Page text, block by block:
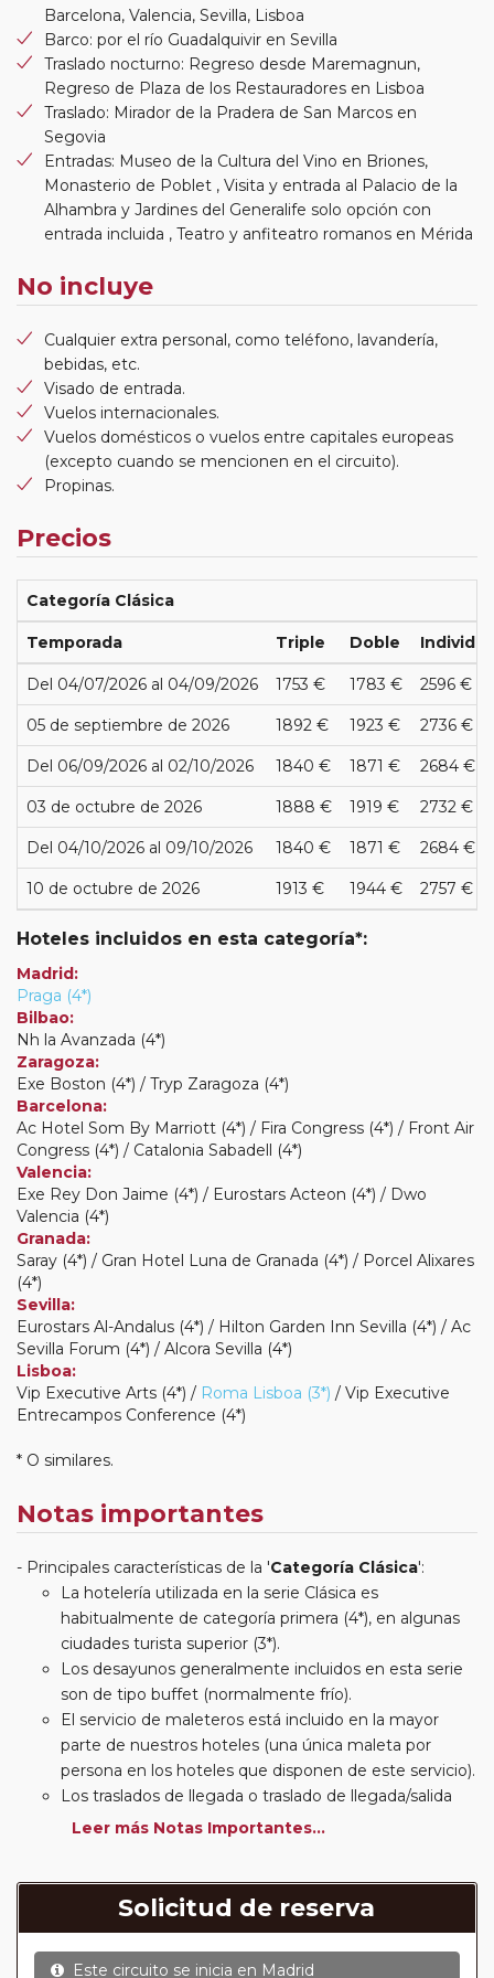
Barcelona, Valencia, Sevilla, Lisboa
Barco: por el río Guadalquivir en Sevilla
Traslado nocturno: Regreso desde Maremagnun,
Regreso de Plaza de los Restauradores en Lisboa
Traslado: Mirador de la Pradera de San Marcos en
Segovia
Entradas: Museo de la Cultura del Vino en Briones,
Monasterio de Poblet , Visita y entrada al Palacio de la
Alhambra y Jardines del Generalife solo opción con
entrada incluida , Teatro y anfiteatro romanos en Mérida
No incluye
Cualquier extra personal, como teléfono, lavandería,
bebidas, etc.
Visado de entrada.
Vuelos internacionales.
Vuelos domésticos o vuelos entre capitales europeas
(excepto cuando se mencionen en el circuito).
Propinas.
Precios
Categoría Clásica
Temporada Triple Doble
Del 04/07/2026 al 04/09/2026 1753 € 1783 € 2596 €
05 de septiembre de 2026 1892 € 1923 € 2736 €
Del 06/09/2026 al 02/10/2026 1840 € 1871 € 2684 €
03 de octubre de 2026 1888 € 1919 € 2732 €
Del 04/10/2026 al 09/10/2026 1840 € 1871 € 2684 €
10 de octubre de 2026 1913 € 1944 € 2757 €
Hoteles incluidos en esta categoría*:
Madrid:
Praga (4*)
Bilbao:
Nh la Avanzada (4*)
Zaragoza:
Exe Boston (4*) / Tryp Zaragoza (4*)
Barcelona:
Ac Hotel Som By Marriott (4*) / Fira Congress (4*) / Front Air
Congress (4*) / Catalonia Sabadell (4*)
Valencia:
Exe Rey Don Jaime (4*) / Eurostars Acteon (4*) / Dwo
Valencia (4*)
Granada:
Saray (4*) / Gran Hotel Luna de Granada (4*) / Porcel Alixares
(4*)
Sevilla:
Eurostars Al-Andalus (4*) / Hilton Garden Inn Sevilla (4*) / Ac
Sevilla Forum (4*) / Alcora Sevilla (4*)
Lisboa:
Vip Executive Arts (4*) / Roma Lisboa (3*) / Vip Executive
Entrecampos Conference (4*)
* O similares.
Notas importantes
Principales características de la 'Categoría Clásica':
La hotelería utilizada en la serie Clásica es
habitualmente de categoría primera (4*), en algunas
ciudades turista superior (3*).
Los desayunos generalmente incluidos en esta serie
son de tipo buffet (normalmente frío).
El servicio de maleteros está incluido en la mayor
parte de nuestros hoteles (una única maleta por
persona en los hoteles que disponen de este servicio).
Los traslados de llegada o traslado de llegada/salida
estarán incluidos según itinerario.
suplemento de media pensión (incluirá un número de
almuerzos o cenas señalado en su itinerario).
En muchos itinerarios le incluimos algunas cenas. En
circuitos clásicos Europeos normalmente las entradas
Leer más Notas Importantes...
Solicitud de reserva
Este circuito se inicia en Madrid